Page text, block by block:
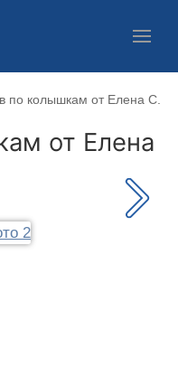
по колышкам от Елена С.
от Елена